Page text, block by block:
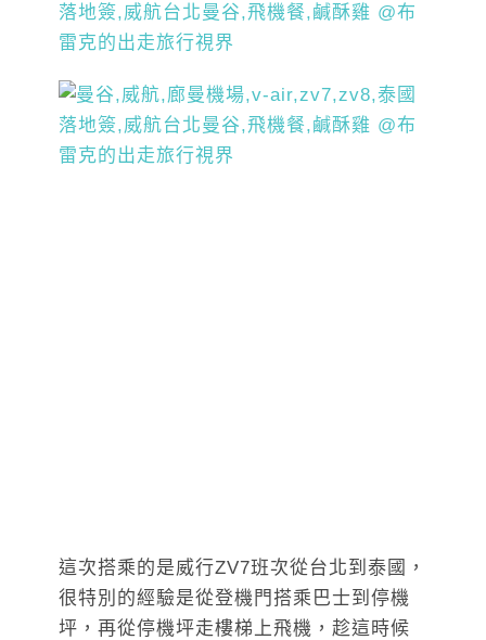
這次搭乘的是威行ZV7班次從台北到泰國，
很特別的經驗是從登機門搭乘巴士到停機
坪，再從停機坪走樓梯上飛機，趁這時候